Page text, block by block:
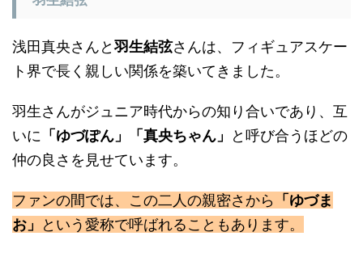
浅田真央さんと羽生結弦さんは、フィギュアスケー
ト界で長く親しい関係を築いてきました。
羽生さんがジュニア時代からの知り合いであり、互
いに 「ゆづぽん」「真央ちゃん」
と呼び合うほどの
仲の良さを見せています。
ファンの間では、この二人の親密さから 「ゆづま
お」
という愛称で呼ばれることもあります。